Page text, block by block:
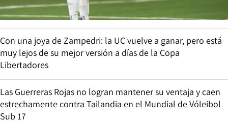
Con una joya de Zampedri: la UC vuelve a ganar, pero está
muy lejos de su mejor versión a días de la Copa
Libertadores
Las Guerreras Rojas no logran mantener su ventaja y caen
estrechamente contra Tailandia en el Mundial de Vóleibol
Sub 17